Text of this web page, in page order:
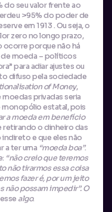
do seu valor frente ao
>95% do poder de
em 1913 . Ou seja, o
zero no longo prazo,
ocorre porque não há
de moeda – políticos
para adiar ajustes ou
difuso pela sociedade
of Money,
privadas seria
monopólio estatal, pois
a moeda em benefício
retirando o dinheiro das
e que eles não
a ter uma “moeda boa”.
“não creio que teremos
não tirarmos essa coisa
fazer é, por um jeito
não possam impedir”. O
algo.